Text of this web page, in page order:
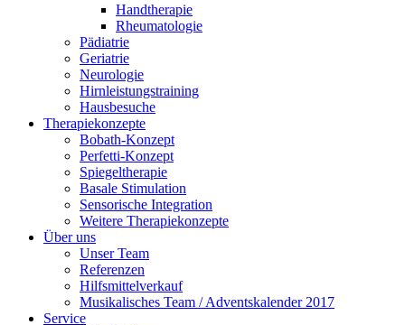
Handtherapie
Rheumatologie
Pädiatrie
Geriatrie
Neurologie
Hirnleistungstraining
Hausbesuche
Therapiekonzepte
Bobath-Konzept
Perfetti-Konzept
Spiegeltherapie
Basale Stimulation
Sensorische Integration
Weitere Therapiekonzepte
Über uns
Unser Team
Referenzen
Hilfsmittelverkauf
Musikalisches Team / Adventskalender 2017
Service